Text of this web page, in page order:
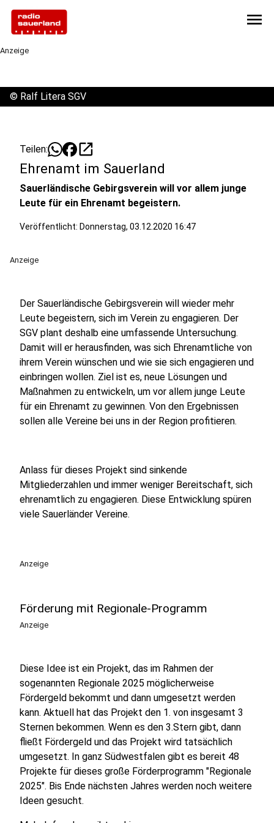
menu
Anzeige
© Ralf Litera SGV
Teilen: open_in_new
Ehrenamt im Sauerland
Sauerländische Gebirgsverein will vor allem junge
Leute für ein Ehrenamt begeistern.
Veröffentlicht: Donnerstag, 03.12.2020 16:47
Anzeige
Der Sauerländische Gebirgsverein will wieder mehr
Leute begeistern, sich im Verein zu engagieren. Der
SGV plant deshalb eine umfassende Untersuchung.
Damit will er herausfinden, was sich Ehrenamtliche von
ihrem Verein wünschen und wie sie sich engagieren und
einbringen wollen. Ziel ist es, neue Lösungen und
Maßnahmen zu entwickeln, um vor allem junge Leute
für ein Ehrenamt zu gewinnen. Von den Ergebnissen
sollen alle Vereine bei uns in der Region profitieren.
Anlass für dieses Projekt sind sinkende
Mitgliederzahlen und immer weniger Bereitschaft, sich
ehrenamtlich zu engagieren. Diese Entwicklung spüren
viele Sauerländer Vereine.
Anzeige
Förderung mit Regionale-Programm
Anzeige
Diese Idee ist ein Projekt, das im Rahmen der
sogenannten Regionale 2025 möglicherweise
Fördergeld bekommt und dann umgesetzt werden
kann. Aktuell hat das Projekt den 1. von insgesamt 3
Sternen bekommen. Wenn es den 3.Stern gibt, dann
fließt Fördergeld und das Projekt wird tatsächlich
umgesetzt. In ganz Südwestfalen gibt es bereit 48
Projekte für dieses große Förderprogramm "Regionale
2025". Bis Ende nächsten Jahres werden noch weitere
Ideen gesucht.